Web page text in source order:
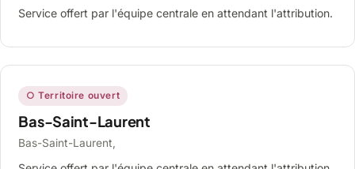
Service offert par l'équipe centrale en attendant l'attribution.
○ Territoire ouvert
Bas-Saint-Laurent
Bas-Saint-Laurent,